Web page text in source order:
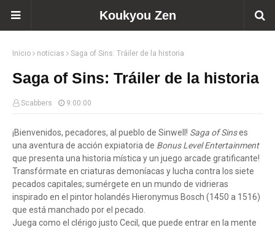
Koukyou Zen
Inicio noticias Saga of Sins: Tráiler de la historia
Saga of Sins: Tráiler de la historia
Scabbers 9:00:00
¡Bienvenidos, pecadores, al pueblo de Sinwell! Saga of Sinses
una aventura de acción expiatoria de Bonus Level Entertainment
que presenta una historia mística y un juego arcade gratificante!
Transfórmate en criaturas demoníacas y lucha contra los siete
pecados capitales; sumérgete en un mundo de vidrieras
inspirado en el pintor holandés Hieronymus Bosch (1450 a 1516)
que está manchado por el pecado.
Juega como el clérigo justo Cecil, que puede entrar en la mente